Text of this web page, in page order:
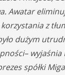
Awatar
z
dużym
wyjaśnia
spółki